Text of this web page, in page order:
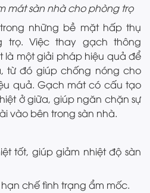
mát sàn nhà cho phòng trọ
những bề mặt hấp thụ
trọ. Việc thay gạch thông
một giải pháp hiệu quả để
từ đó giúp chống nóng cho
quả. Gạch mát có cấu tạo
ở giữa, giúp ngăn chặn sự
vào bên trong sàn nhà.
tốt, giúp giảm nhiệt độ sàn
chế tình trạng ẩm mốc.